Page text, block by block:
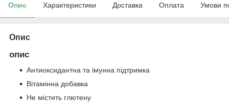
Опис Характеристики Доставка Оплата Умови
Опис
опис
Антиоксидантна та імунна підтримка
Вітамінна добавка
Не містить глютену